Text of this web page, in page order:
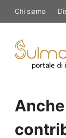
al
contenuto
Chi siamo